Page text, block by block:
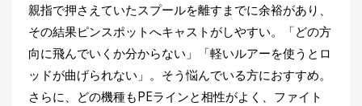
親指で押さえていたスプールを離すまでに余裕があり、
その結果ピンスポットへキャストがしやすい。「どの方
向に飛んでいくか分からない」「軽いルアーを使うとロ
ッドが曲げられない」。そう悩んでいる方におすすめ。
さらに、どの機種もPEラインと相性がよく、ファイト